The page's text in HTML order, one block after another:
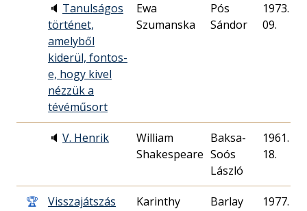
🔈 Tanulságos
történet,
amelyből
kiderül, fontos-
e, hogy kivel
nézzük a
tévéműsort
Ewa
Szumanska
Pós
Sándor
1973. 07.
09.
🔈 V. Henrik
William
Shakespeare
Baksa-
Soós
László
1961. 06.
18.
🏆
Visszajátszás
Karinthy
Barlay
1977. 06.